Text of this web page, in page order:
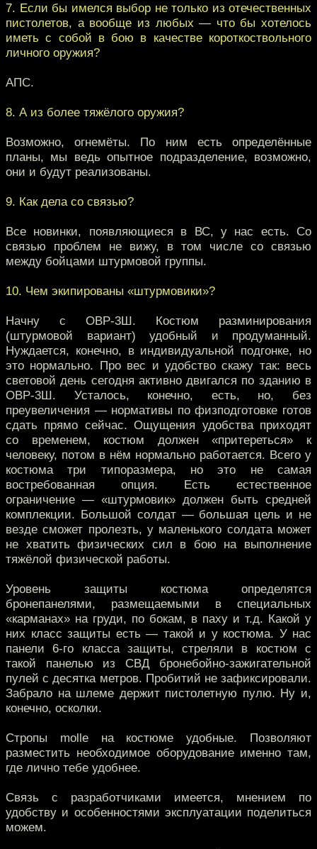
7. Если бы имелся выбор не только из отечественных
пистолетов, а вообще из любых — что бы хотелось
иметь с собой в бою в качестве короткоствольного
личного оружия?
АПС.
8. А из более тяжёлого оружия?
Возможно, огнемёты. По ним есть определённые
планы, мы ведь опытное подразделение, возможно,
они и будут реализованы.
9. Как дела со связью?
Все новинки, появляющиеся в ВС, у нас есть. Со
связью проблем не вижу, в том числе со связью
между бойцами штурмовой группы.
10. Чем экипированы «штурмовики»?
Начну с ОВР-3Ш. Костюм разминирования
(штурмовой вариант) удобный и продуманный.
Нуждается, конечно, в индивидуальной подгонке, но
это нормально. Про вес и удобство скажу так: весь
световой день сегодня активно двигался по зданию в
ОВР-3Ш. Усталось, конечно, есть, но, без
преувеличения — нормативы по физподготовке готов
сдать прямо сейчас. Ощущения удобства приходят
со временем, костюм должен «притереться» к
человеку, потом в нём нормально работается. Всего у
костюма три типоразмера, но это не самая
востребованная опция. Есть естественное
ограничение — «штурмовик» должен быть средней
комплекции. Большой солдат — большая цель и не
везде сможет пролезть, у маленького солдата может
не хватить физических сил в бою на выполнение
тяжёлой физической работы.
Уровень защиты костюма определятся
бронепанелями, размещаемыми в специальных
«карманах» на груди, по бокам, в паху и т.д. Какой у
них класс защиты есть — такой и у костюма. У нас
панели 6-го класса защиты, стреляли в костюм с
такой панелью из СВД бронебойно-зажигательной
пулей с десятка метров. Пробитий не зафиксировали.
Забрало на шлеме держит пистолетную пулю. Ну и,
конечно, осколки.
Стропы molle на костюме удобные. Позволяют
разместить необходимое оборудование именно там,
где лично тебе удобнее.
Связь с разработчиками имеется, мнением по
удобству и особенностями эксплуатации поделиться
можем.